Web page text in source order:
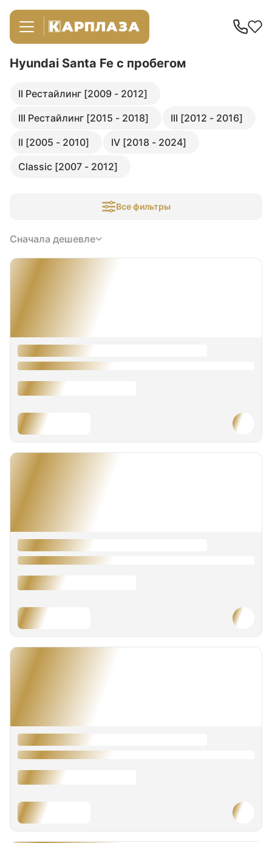
Hyundai Santa Fe с пробегом
II Рестайлинг [2009 - 2012]
III Рестайлинг [2015 - 2018]
III [2012 - 2016]
II [2005 - 2010]
IV [2018 - 2024]
Classic [2007 - 2012]
Все фильтры
Сначала дешевле